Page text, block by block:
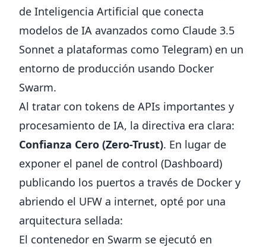
de Inteligencia Artificial que conecta
modelos de IA avanzados como Claude 3.5
Sonnet a plataformas como Telegram) en un
entorno de producción usando Docker
Swarm.
Al tratar con tokens de APIs importantes y
procesamiento de IA, la directiva era clara:
Confianza Cero (Zero-Trust). En lugar de
exponer el panel de control (Dashboard)
publicando los puertos a través de Docker y
abriendo el UFW a internet, opté por una
arquitectura sellada:
El contenedor en Swarm se ejecutó en